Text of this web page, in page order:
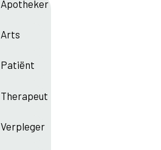
Apotheker
Arts
Patiënt
Therapeut
Verpleger